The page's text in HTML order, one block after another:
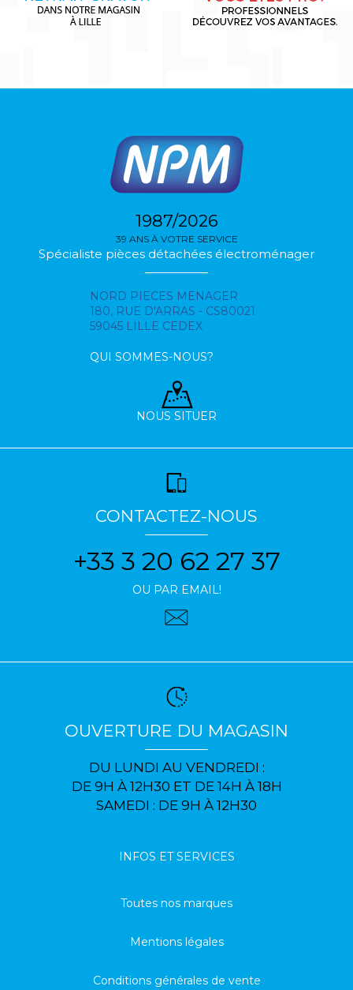
1987/2026
39 ANS À VOTRE SERVICE
Spécialiste pièces détachées électroménager
NORD PIECES MENAGER
180, RUE D'ARRAS - CS80021
59045 LILLE CEDEX
QUI SOMMES-NOUS?
NOUS SITUER
CONTACTEZ-NOUS
+33 3 20 62 27 37
OU PAR EMAIL!
OUVERTURE DU MAGASIN
DU LUNDI AU VENDREDI :
DE 9H À 12H30 ET DE 14H À 18H
SAMEDI : DE 9H À 12H30
INFOS ET SERVICES
Toutes nos marques
Mentions légales
Conditions générales de vente